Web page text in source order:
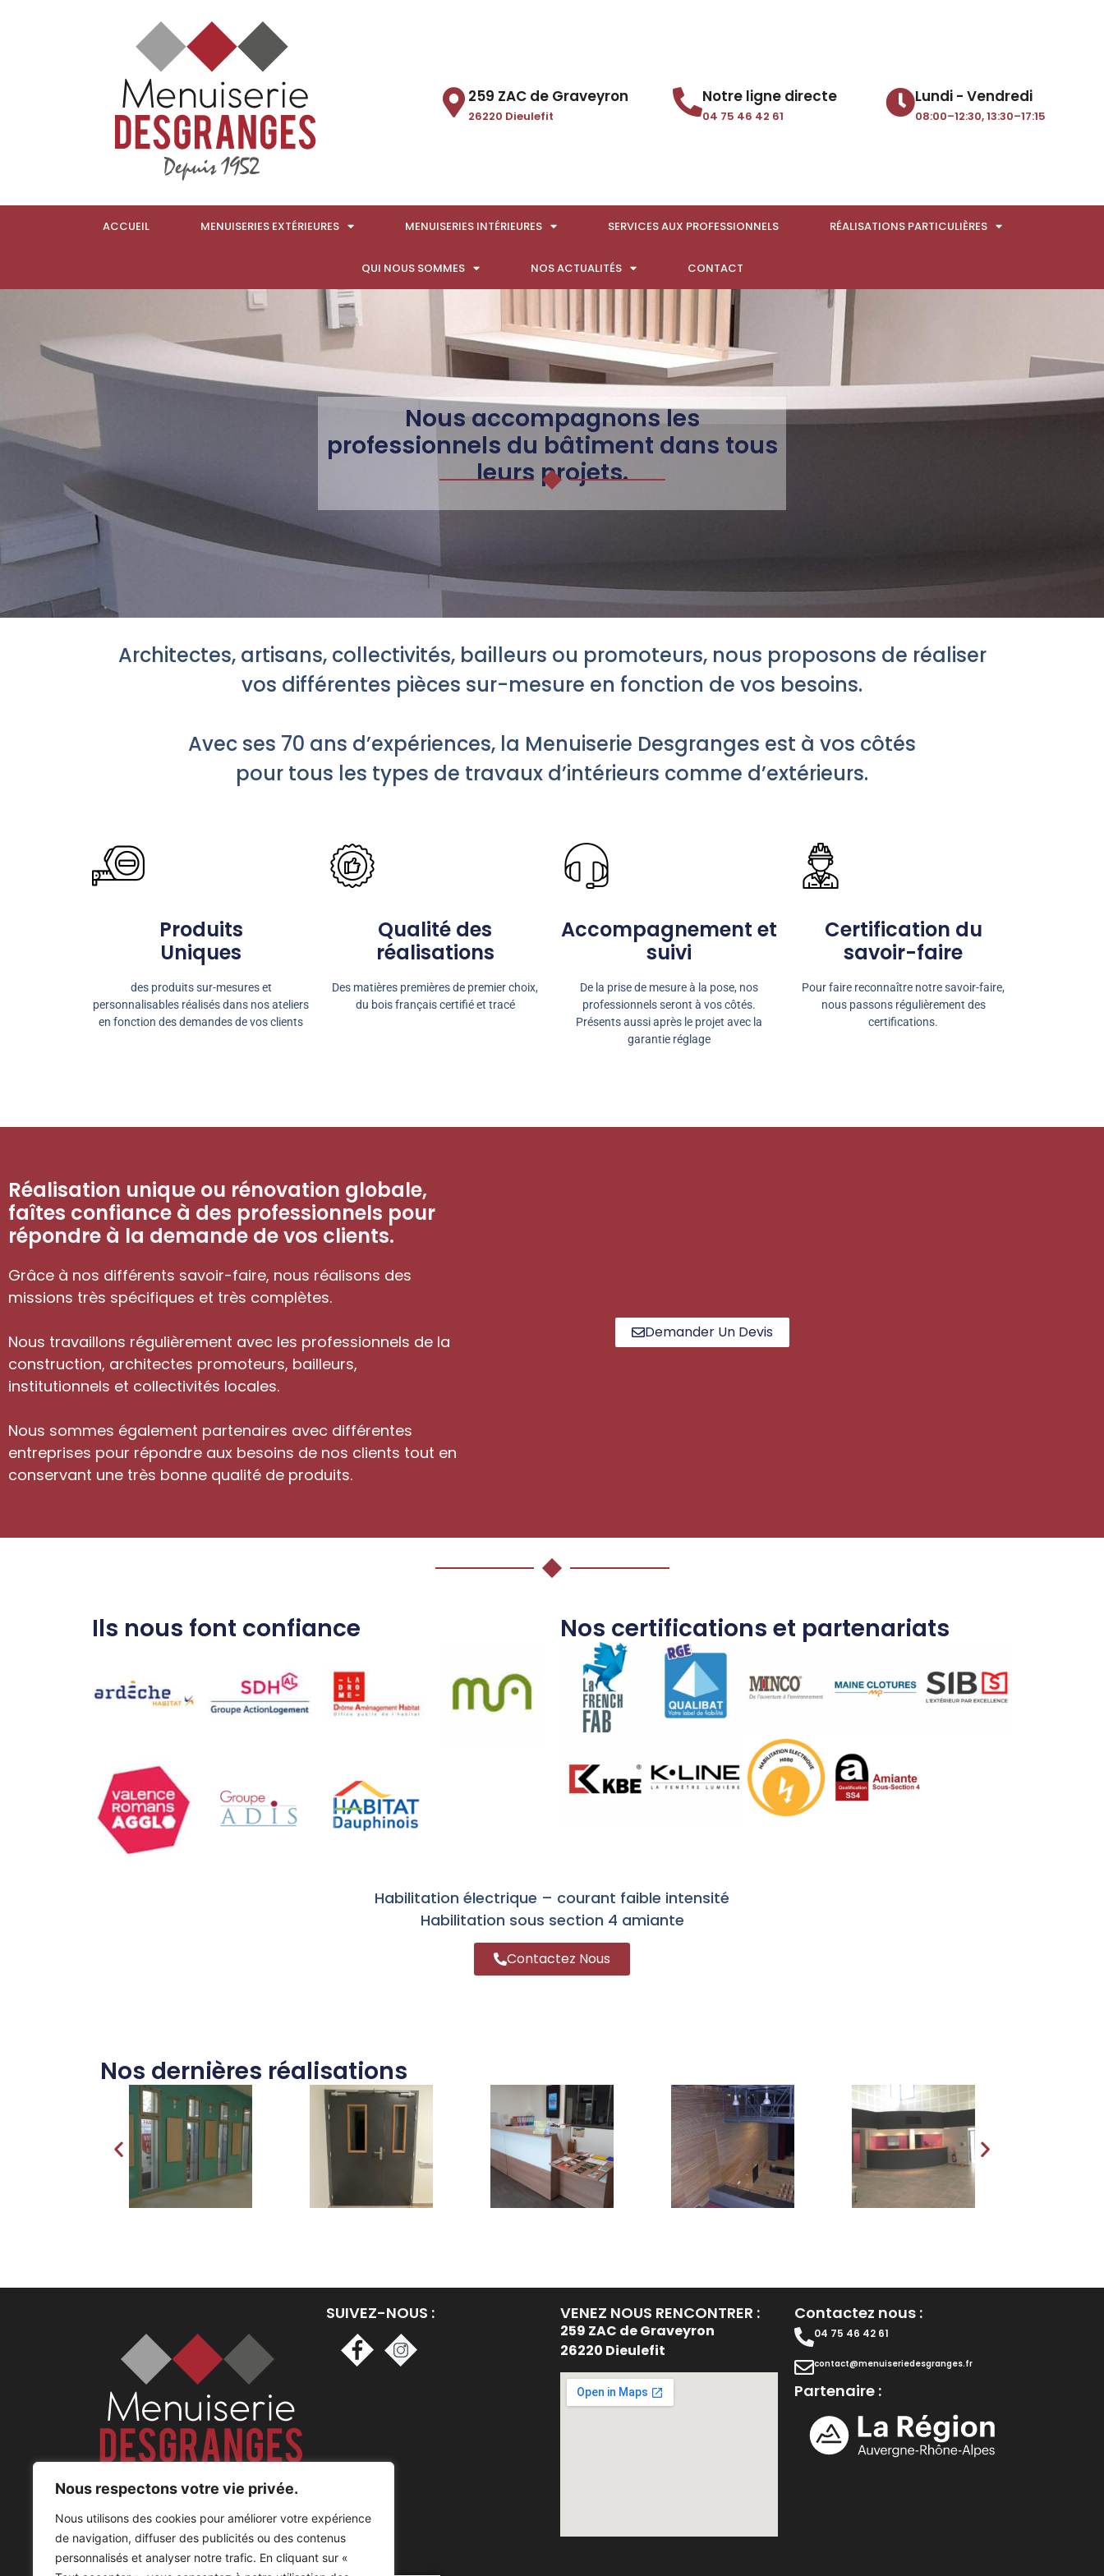
Nous respectons votre vie privée.
Nous utilisons des cookies pour améliorer votre expérience
de navigation, diffuser des publicités ou des contenus
personnalisés et analyser notre trafic. En cliquant sur «
259 ZAC de Graveyron
26220 Dieulefit
Notre ligne directe
04 75 46 42 61
Lundi - Vendredi
08:00–12:30, 13:30–17:15
ACCUEIL MENUISERIES EXTÉRIEURES MENUISERIES INTÉRIEURES SERVICES AUX PROFESSIONNELS RÉALISATIONS PARTICULIÈRES
QUI NOUS SOMMES NOS ACTUALITÉS CONTACT
Nous accompagnons les
professionnels du bâtiment dans tous
leurs projets.
Architectes, artisans, collectivités, bailleurs ou promoteurs, nous proposons de réaliser
vos différentes pièces sur-mesure en fonction de vos besoins.
Avec ses 70 ans d’expériences, la Menuiserie Desgranges est à vos côtés
pour tous les types de travaux d’intérieurs comme d’extérieurs.
Produits
Uniques
des produits sur-mesures et
personnalisables réalisés dans nos ateliers
en fonction des demandes de vos clients
Qualité des
réalisations
Des matières premières de premier choix,
du bois français certifié et tracé
Accompagnement et
suivi
De la prise de mesure à la pose, nos
professionnels seront à vos côtés.
Présents aussi après le projet avec la
garantie réglage
Certification du
savoir-faire
Pour faire reconnaître notre savoir-faire,
nous passons régulièrement des
certifications.
Réalisation unique ou rénovation globale,
faîtes confiance à des professionnels pour
répondre à la demande de vos clients.
Grâce à nos différents savoir-faire, nous réalisons des
missions très spécifiques et très complètes.
Nous travaillons régulièrement avec les professionnels de la
construction, architectes promoteurs, bailleurs,
institutionnels et collectivités locales.
Nous sommes également partenaires avec différentes
entreprises pour répondre aux besoins de nos clients tout en
conservant une très bonne qualité de produits.
Demander Un Devis
Ils nous font confiance Nos certifications et partenariats
Habilitation électrique – courant faible intensité
Habilitation sous section 4 amiante
Contactez Nous
Nos dernières réalisations
SUIVEZ-NOUS : VENEZ NOUS RENCONTRER :
259 ZAC de Graveyron
26220 Dieulefit
Contactez nous :
04 75 46 42 61
contact@menuiseriedesgranges.fr
Partenaire :